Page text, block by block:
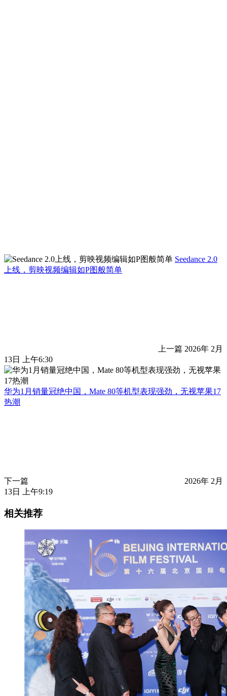
Seedance 2.0
上线，剪映视频编辑如P图般简单
上一篇 2026年 2月
13日 上午6:30
华为1月销量冠绝中国，Mate 80等机型表现强劲，无视苹果17
热潮
下一篇
2026年 2月
13日 上午9:19
相关推荐